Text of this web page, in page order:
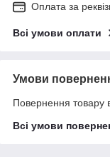
Оплата за
Всі умови оплати
Умови
Повернення товару
Всі умови